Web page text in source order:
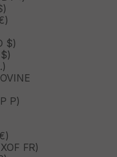
$)
P)
FR)